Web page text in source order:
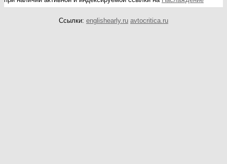
Ссылки: englishearly.ru avtocritica.ru